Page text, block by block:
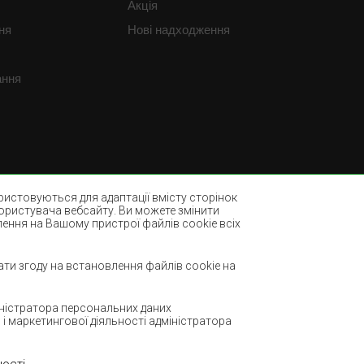
для адаптації вмісту сторінок
вебсайту. Ви можете змінити
на Вашому пристрої файлів cookie всіх
згоду на встановлення файлів cookie на
персональних даних
діяльності адміністратора
Акція
Нові надходження
Світло-коричневі килими
Теракотові покриття